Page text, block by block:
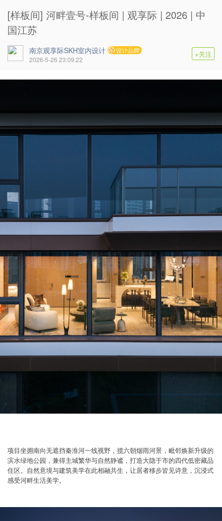
[样板间] 河畔壹号-样板间 | 观享际 | 2026 | 中
国江苏
南京观享际SKH室内设计
设计品牌
2026-5-26 23:09:22
+关注
项目坐拥南向无遮挡秦淮河一线视野，揽六朝烟雨河景，毗邻焕新升级的
滨水绿地公园，兼得主城繁华与自然静谧，打造大隐于市的四代低密藏品
住区。自然意境与建筑美学在此相融共生，让居者移步皆见诗意，沉浸式
感受河畔生活美学。